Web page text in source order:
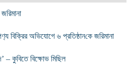
বিক্রির অভিযোগে ৬ প্রতিষ্ঠান‌কে জ‌রিমানা
– কুবিতে বিক্ষোভ মিছিল